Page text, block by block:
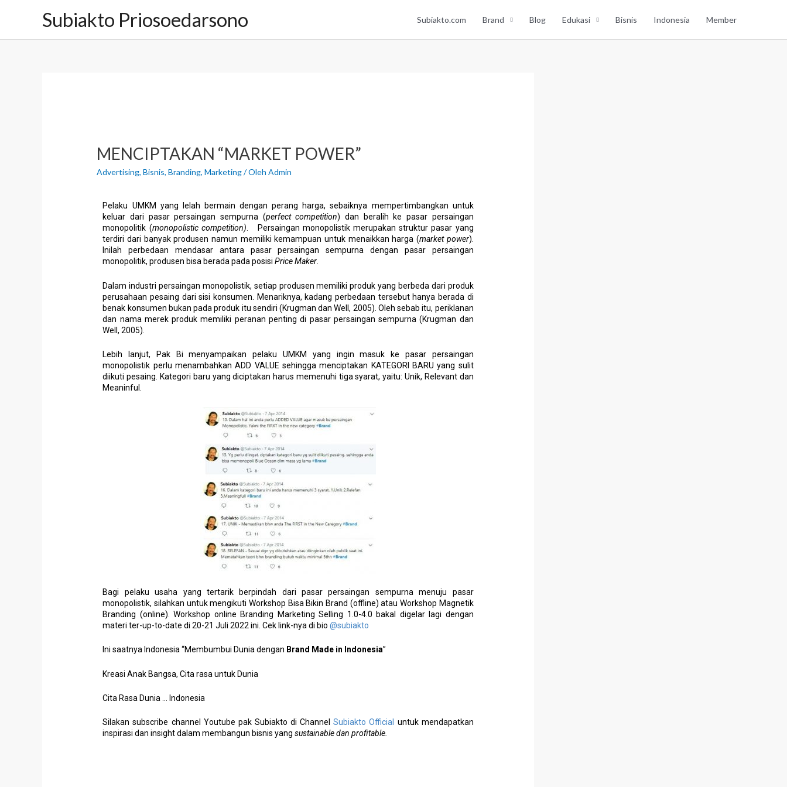
Subiakto Priosoedarsono Subiakto.com Brand Blog Edukasi Bisnis Indonesia Member
MENCIPTAKAN “MARKET POWER”
Advertising,Bisnis,Branding,Marketing/ OlehAdmin
Pelaku UMKM yang lelah bermain dengan perang harga, sebaiknya mempertimbangkan untuk
keluar dari pasar persaingan sempurna (perfect competition) dan beralih ke pasar persaingan
monopolitik (monopolistic competition). Persaingan monopolistik merupakan struktur pasar yang
terdiri dari banyak produsen namun memiliki kemampuan untuk menaikkan harga (market power).
Inilah perbedaan mendasar antara pasar persaingan sempurna dengan pasar persaingan
monopolitik, produsen bisa berada pada posisiPrice Maker.
Dalam industri persaingan monopolistik, setiap produsen memiliki produk yang berbeda dari produk
perusahaan pesaing dari sisi konsumen. Menariknya, kadang perbedaan tersebut hanya berada di
benak konsumen bukan pada produk itu sendiri (Krugman dan Well, 2005). Oleh sebab itu, periklanan
dan nama merek produk memiliki peranan penting di pasar persaingan sempurna (Krugman dan
Well, 2005).
Lebih lanjut, Pak Bi menyampaikan pelaku UMKM yang ingin masuk ke pasar persaingan
monopolistik perlu menambahkan ADD VALUE sehingga menciptakan KATEGORI BARU yang sulit
diikuti pesaing. Kategori baru yang diciptakan harus memenuhi tiga syarat, yaitu: Unik, Relevant dan
Meaninful.
Bagi pelaku usaha yang tertarik berpindah dari pasar persaingan sempurna menuju pasar
monopolistik, silahkan untuk mengikuti Workshop Bisa Bikin Brand (offline) atau Workshop Magnetik
Branding (online). Workshop online Branding Marketing Selling 1.0-4.0 bakal digelar lagi dengan
materi ter-up-to-date di 20-21 Juli 2022 ini. Cek link-nya di bio@subiakto
Ini saatnya Indonesia “Membumbui Dunia dengan Brand Made in Indonesia”
Kreasi Anak Bangsa, Cita rasa untuk Dunia
Cita Rasa Dunia … Indonesia
Silakan subscribe channel Youtube pak Subiakto di ChannelSubiakto Official untuk mendapatkan
inspirasi dan insight dalam membangun bisnis yangsustainable dan profitable.